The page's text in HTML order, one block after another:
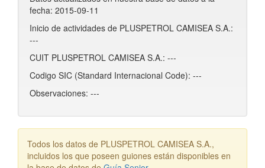
fecha: 2015-09-11
Inicio de actividades de PLUSPETROL CAMISEA S.A.:
---
CUIT PLUSPETROL CAMISEA S.A.: ---
Codigo SIC (Standard Internacional Code): ---
Observaciones: ---
Todos los datos de PLUSPETROL CAMISEA S.A.,
incluidos los que poseen guiones están disponibles en